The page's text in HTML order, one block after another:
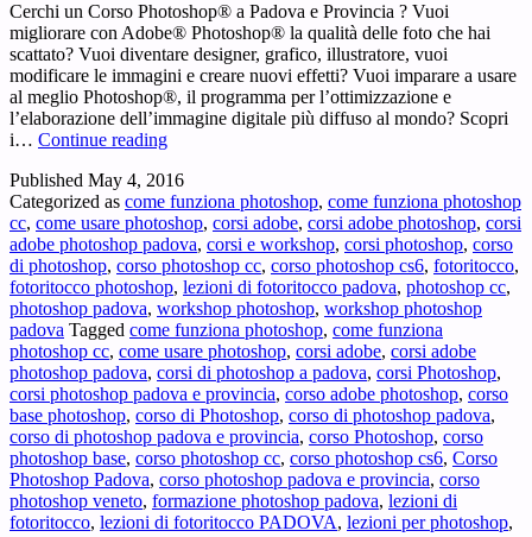
Cerchi un Corso Photoshop® a Padova e Provincia ? Vuoi
migliorare con Adobe® Photoshop® la qualità delle foto che hai
scattato? Vuoi diventare designer, grafico, illustratore, vuoi
modificare le immagini e creare nuovi effetti? Vuoi imparare a usare
al meglio Photoshop®, il programma per l’ottimizzazione e
l’elaborazione dell’immagine digitale più diffuso al mondo? Scopri
i… Continue readingCorso
Padova
e
Provincia
–
Cerchi
un
Corso
di
Photoshop®
a
Padova
e
Provincia
?
Published May 4, 2016
Categorized as come funziona photoshop, come funziona photoshop
cc, come usare photoshop, corsi adobe, corsi adobe photoshop, corsi
adobe photoshop padova, corsi e workshop, corsi photoshop, corso
di photoshop, corso photoshop cc, corso photoshop cs6, fotoritocco,
fotoritocco photoshop, lezioni di fotoritocco padova, photoshop cc,
photoshop padova, workshop photoshop, workshop photoshop
padova Tagged come funziona photoshop, come funziona
photoshop cc, come usare photoshop, corsi adobe, corsi adobe
photoshop padova, corsi di photoshop a padova, corsi Photoshop,
corsi photoshop padova e provincia, corso adobe photoshop, corso
base photoshop, corso di Photoshop, corso di photoshop padova,
corso di photoshop padova e provincia, corso Photoshop, corso
photoshop base, corso photoshop cc, corso photoshop cs6, Corso
Photoshop Padova, corso photoshop padova e provincia, corso
photoshop veneto, formazione photoshop padova, lezioni di
fotoritocco, lezioni di fotoritocco PADOVA, lezioni per photoshop,